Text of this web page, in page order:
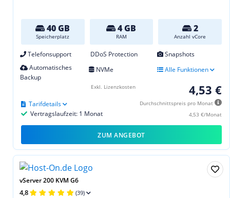
40 GB
Speicherplatz
4 GB
RAM
2
Anzahl vCore
Telefonsupport DDoS Protection
Snapshots
Automatisches
Backup
NVMe Alle Funktionen
4,53 €
Durchschnittspreis pro Monat
4,53 €/Monat
Vertragslaufzeit: 1 Monat
Tarifdetails
Exkl. Lizenzkosten
ZUM ANGEBOT
vServer 200 KVM G6
4,8 (39)